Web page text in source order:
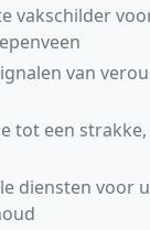
vakschilder
van
tot een
diensten voor